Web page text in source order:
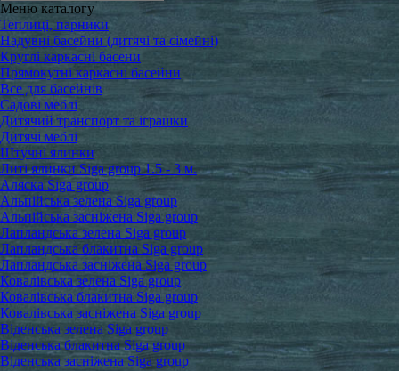
Меню каталогу
Теплиці, парники
Надувні басейни (дитячі та сімейні)
Круглі каркасні басени
Прямокутні каркасні басейни
Все для басейнів
Садові меблі
Дитячий транспорт та іграшки
Дитячі меблі
Штучні ялинки
Литі ялинки Siga group 1.5 - 3 м.
Аляска Siga group
Альпійська зелена Siga group
Альпійська засніжена Siga group
Лапландська зелена Siga group
Лапландська блакитна Siga group
Лапландська засніжена Siga group
Ковалівська зелена Siga group
Ковалівська блакитна Siga group
Ковалівська засніжена Siga group
Віденська зелена Siga group
Віденська блакитна Siga group
Віденська засніжена Siga group